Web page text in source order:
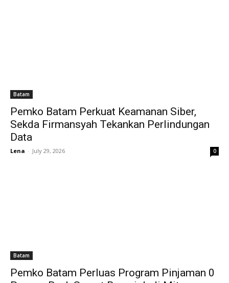
Batam
Pemko Batam Perkuat Keamanan Siber,
Sekda Firmansyah Tekankan Perlindungan
Data
Lena - July 29, 2026 0
Batam
Pemko Batam Perluas Program Pinjaman 0